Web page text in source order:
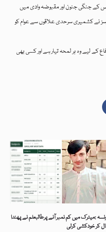
اس کے جنگی جنون اور مقبوضہ وادی میں
نے کشمیری سرحدی علاقوں سے عوام کو
لیے وہ ہر لمحہ تیار ہے اور کسی بھی
:میٹرک میں کم نمبر آنے پرطالبعلم نے پھندا
کر خودکشی کرلی